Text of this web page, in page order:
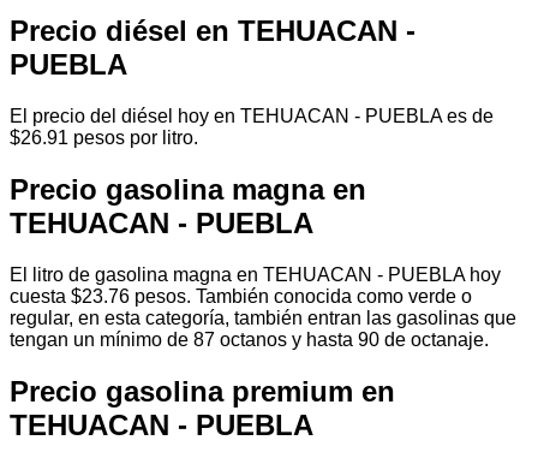
Precio diésel en TEHUACAN -
PUEBLA
El precio del diésel hoy en TEHUACAN - PUEBLA es de
$26.91 pesos por litro.
Precio gasolina magna en
TEHUACAN - PUEBLA
El litro de gasolina magna en TEHUACAN - PUEBLA hoy
cuesta $23.76 pesos. También conocida como verde o
regular, en esta categoría, también entran las gasolinas que
tengan un mínimo de 87 octanos y hasta 90 de octanaje.
Precio gasolina premium en
TEHUACAN - PUEBLA